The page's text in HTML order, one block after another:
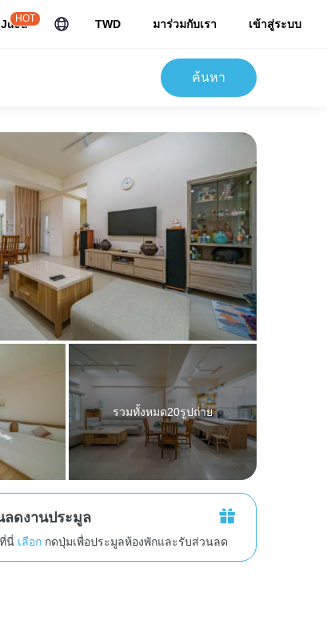
HOT TWD มาร่วมกับเรา เข้าสู่ระบบ
ค้นหา
รวมทั้งหมด20รูปถ่าย
ลดงานประมูล
นี่เลือก กดปุ่มเพื่อประมูลห้องพักและรับส่วนลด